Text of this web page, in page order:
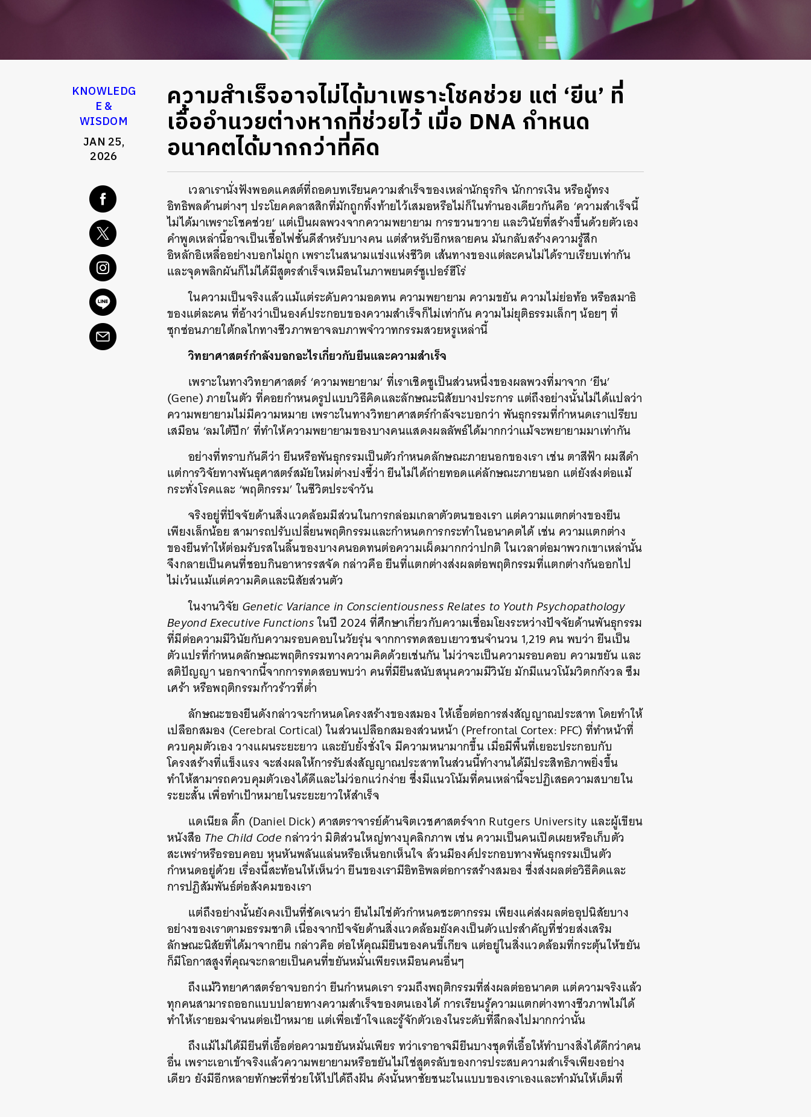
KNOWLEDG
E &
WISDOM
JAN 25,
2026
ความสำเร็จอาจไม่ได้มาเพราะโชคช่วย แต่ ‘ยีน’ ที่
เอื้ออำนวยต่างหากที่ช่วยไว้ เมื่อ DNA กำหนด
อนาคตได้มากกว่าที่คิด
เวลาเรานั่งฟังพอดแคสต์ที่ถอดบทเรียนความสำเร็จของเหล่านักธุรกิจ นักการเงิน หรือผู้ทรง
อิทธิพลด้านต่างๆ ประโยคคลาสสิกที่มักถูกทิ้งท้ายไว้เสมอหรือไม่ก็ในทำนองเดียวกันคือ ‘ความสำเร็จนี้
ไม่ได้มาเพราะโชคช่วย’ แต่เป็นผลพวงจากความพยายาม การขวนขวาย และวินัยที่สร้างขึ้นด้วยตัวเอง
คำพูดเหล่านี้อาจเป็นเชื้อไฟชั้นดีสำหรับบางคน แต่สำหรับอีกหลายคน มันกลับสร้างความรู้สึก
อิหลักอิเหลื่ออย่างบอกไม่ถูก เพราะในสนามแข่งแห่งชีวิต เส้นทางของแต่ละคนไม่ได้ราบเรียบเท่ากัน
และจุดพลิกผันก็ไม่ได้มีสูตรสำเร็จเหมือนในภาพยนตร์ซูเปอร์ฮีโร่
ในความเป็นจริงแล้วแม้แต่ระดับความอดทน ความพยายาม ความขยัน ความไม่ย่อท้อ หรือสมาธิ
ของแต่ละคน ที่อ้างว่าเป็นองค์ประกอบของความสำเร็จก็ไม่เท่ากัน ความไม่ยุติธรรมเล็กๆ น้อยๆ ที่
ซุกซ่อนภายใต้กลไกทางชีวภาพอาจลบภาพจำวาทกรรมสวยหรูเหล่านี้
วิทยาศาสตร์กำลังบอกอะไรเกี่ยวกับยีนและความสำเร็จ
เพราะในทางวิทยาศาสตร์ ‘ความพยายาม’ ที่เราเชิดชูเป็นส่วนหนึ่งของผลพวงที่มาจาก ‘ยีน’
(Gene) ภายในตัว ที่คอยกำหนดรูปแบบวิธีคิดและลักษณะนิสัยบางประการ แต่ถึงอย่างนั้นไม่ได้แปลว่า
ความพยายามไม่มีความหมาย เพราะในทางวิทยาศาสตร์กำลังจะบอกว่า พันธุกรรมที่กำหนดเราเปรียบ
เสมือน ‘ลมใต้ปีก’ ที่ทำให้ความพยายามของบางคนแสดงผลลัพธ์ได้มากกว่าแม้จะพยายามมาเท่ากัน
อย่างที่ทราบกันดีว่า ยีนหรือพันธุกรรมเป็นตัวกำหนดลักษณะภายนอกของเรา เช่น ตาสีฟ้า ผมสีดำ
แต่การวิจัยทางพันธุศาสตร์สมัยใหม่ต่างบ่งชี้ว่า ยีนไม่ได้ถ่ายทอดแค่ลักษณะภายนอก แต่ยังส่งต่อแม้
กระทั่งโรคและ ‘พฤติกรรม’ ในชีวิตประจำวัน
จริงอยู่ที่ปัจจัยด้านสิ่งแวดล้อมมีส่วนในการกล่อมเกลาตัวตนของเรา แต่ความแตกต่างของยีน
เพียงเล็กน้อย สามารถปรับเปลี่ยนพฤติกรรมและกำหนดการกระทำในอนาคตได้ เช่น ความแตกต่าง
ของยีนทำให้ต่อมรับรสในลิ้นของบางคนอดทนต่อความเผ็ดมากกว่าปกติ ในเวลาต่อมาพวกเขาเหล่านั้น
จึงกลายเป็นคนที่ชอบกินอาหารรสจัด กล่าวคือ ยีนที่แตกต่างส่งผลต่อพฤติกรรมที่แตกต่างกันออกไป
ไม่เว้นแม้แต่ความคิดและนิสัยส่วนตัว
ในงานวิจัย Genetic Variance in Conscientiousness Relates to Youth Psychopathology
Beyond Executive Functionsในปี 2024 ที่ศึกษาเกี่ยวกับความเชื่อมโยงระหว่างปัจจัยด้านพันธุกรรม
ที่มีต่อความมีวินัยกับความรอบคอบในวัยรุ่น จากการทดสอบเยาวชนจำนวน 1,219 คน พบว่า ยีนเป็น
ตัวแปรที่กำหนดลักษณะพฤติกรรมทางความคิดด้วยเช่นกัน ไม่ว่าจะเป็นความรอบคอบ ความขยัน และ
สติปัญญา นอกจากนี้จากการทดสอบพบว่า คนที่มียีนสนับสนุนความมีวินัย มักมีแนวโน้มวิตกกังวล ซึม
เศร้า หรือพฤติกรรมก้าวร้าวที่ต่ำ
ลักษณะของยีนดังกล่าวจะกำหนดโครงสร้างของสมอง ให้เอื้อต่อการส่งสัญญาณประสาท โดยทำให้
เปลือกสมอง (Cerebral Cortical) ในส่วนเปลือกสมองส่วนหน้า (Prefrontal Cortex: PFC) ที่ทำหน้าที่
ควบคุมตัวเอง วางแผนระยะยาว และยับยั้งชั่งใจ มีความหนามากขึ้น เมื่อมีพื้นที่เยอะประกอบกับ
โครงสร้างที่แข็งแรง จะส่งผลให้การรับส่งสัญญาณประสาทในส่วนนี้ทำงานได้มีประสิทธิภาพยิ่งขึ้น
ทำให้สามารถควบคุมตัวเองได้ดีและไม่ว่อกแว่กง่าย ซึ่งมีแนวโน้มที่คนเหล่านี้จะปฏิเสธความสบายใน
ระยะสั้น เพื่อทำเป้าหมายในระยะยาวให้สำเร็จ
แดเนียล ดิ๊ก (Daniel Dick) ศาสตราจารย์ด้านจิตเวชศาสตร์จาก Rutgers University และผู้เขียน
หนังสือ The Child Codeกล่าวว่า มิติส่วนใหญ่ทางบุคลิกภาพ เช่น ความเป็นคนเปิดเผยหรือเก็บตัว
สะเพร่าหรือรอบคอบ หุนหันพลันแล่นหรือเห็นอกเห็นใจ ล้วนมีองค์ประกอบทางพันธุกรรมเป็นตัว
กำหนดอยู่ด้วย เรื่องนี้สะท้อนให้เห็นว่า ยีนของเรามีอิทธิพลต่อการสร้างสมอง ซึ่งส่งผลต่อวิธีคิดและ
การปฏิสัมพันธ์ต่อสังคมของเรา
แต่ถึงอย่างนั้นยังคงเป็นที่ชัดเจนว่า ยีนไม่ใช่ตัวกำหนดชะตากรรม เพียงแค่ส่งผลต่ออุปนิสัยบาง
อย่างของเราตามธรรมชาติ เนื่องจากปัจจัยด้านสิ่งแวดล้อมยังคงเป็นตัวแปรสำคัญที่ช่วยส่งเสริม
ลักษณะนิสัยที่ได้มาจากยีน กล่าวคือ ต่อให้คุณมียีนของคนขี้เกียจ แต่อยู่ในสิ่งแวดล้อมที่กระตุ้นให้ขยัน
ก็มีโอกาสสูงที่คุณจะกลายเป็นคนที่ขยันหมั่นเพียรเหมือนคนอื่นๆ
ถึงแม้วิทยาศาสตร์อาจบอกว่า ยีนกำหนดเรา รวมถึงพฤติกรรมที่ส่งผลต่ออนาคต แต่ความจริงแล้ว
ทุกคนสามารถออกแบบปลายทางความสำเร็จของตนเองได้ การเรียนรู้ความแตกต่างทางชีวภาพไม่ได้
ทำให้เรายอมจำนนต่อเป้าหมาย แต่เพื่อเข้าใจและรู้จักตัวเองในระดับที่ลึกลงไปมากกว่านั้น
ถึงแม้ไม่ได้มียีนที่เอื้อต่อความขยันหมั่นเพียร ทว่าเราอาจมียีนบางชุดที่เอื้อให้ทำบางสิ่งได้ดีกว่าคน
อื่น เพราะเอาเข้าจริงแล้วความพยายามหรือขยันไม่ใช่สูตรลับของการประสบความสำเร็จเพียงอย่าง
เดียว ยังมีอีกหลายทักษะที่ช่วยให้ไปได้ถึงฝัน ดังนั้นหาชัยชนะในแบบของเราเองและทำมันให้เต็มที่
ค้นหา
SHARE TWEET LINE EMAIL